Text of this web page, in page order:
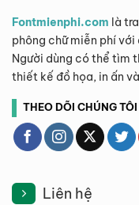
Fontmienphi.com là
phông chữ miễn phí
Người dùng có thể tìm
thiết kế đồ họa, in ấn
THEO DÕI CHÚNG TÔI
Liên hệ